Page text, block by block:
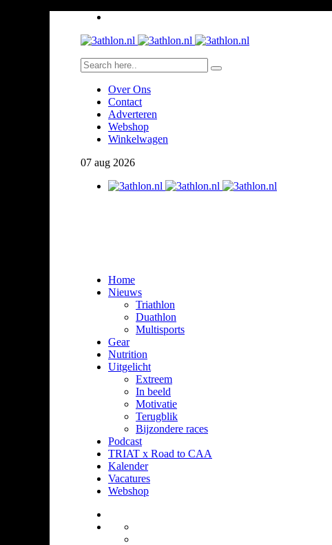
Over Ons
Contact
Adverteren
Webshop
Winkelwagen
07 aug 2026
Home
Nieuws
Triathlon
Duathlon
Multisports
Gear
Nutrition
Uitgelicht
Extreem
In beeld
Motivatie
Terugblik
Bijzondere races
Podcast
TRIAT x Road to CAA
Kalender
Vacatures
Webshop